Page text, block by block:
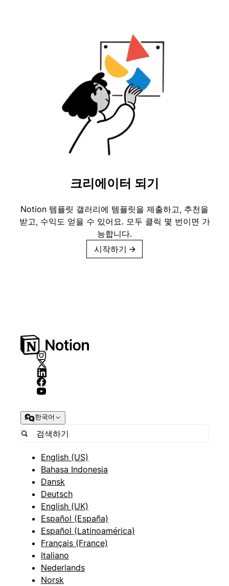
크리에이터 되기
Notion 템플릿 갤러리에 템플릿을 제출하고, 추천을
받고, 수익도 얻을 수 있어요. 모두 클릭 몇 번이면 가
능합니다.
시작하기 →
한국어
English (US)
Bahasa Indonesia
Dansk
Deutsch
English (UK)
Español (España)
Español (Latinoamérica)
Français (France)
Italiano
Nederlands
Norsk